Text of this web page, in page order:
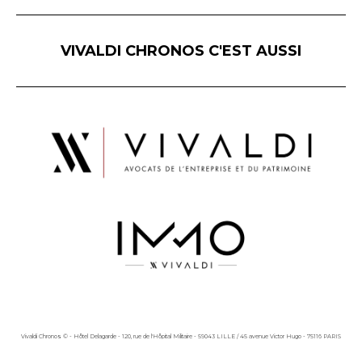
VIVALDI CHRONOS C'EST AUSSI
Vivaldi Chronos © - Hôtel Delagarde - 120, rue de l'Hôpital Militaire - 59043 LILLE / 45 avenue Victor Hugo - 75116 PARIS